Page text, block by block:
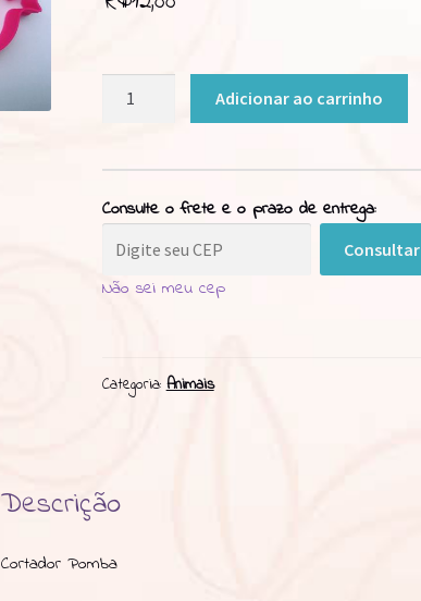
Cortador
Pomba
quantidade
Adicionar ao carrinho
Consulte o frete e o prazo de entrega:
Consultar
Não sei meu cep
Categoria:Animais
Descrição
Cortador Pomba